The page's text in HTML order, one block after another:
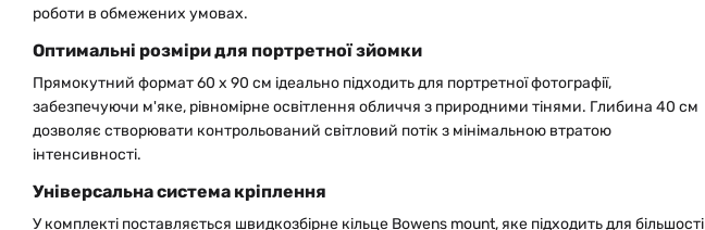
роботи в обмежених умовах.
Оптимальні розміри для портретної зйомки
Прямокутний формат 60 x 90 см ідеально підходить для портретної фотографії,
забезпечуючи м'яке, рівномірне освітлення обличчя з природними тінями. Глибина 40 см
дозволяє створювати контрольований світловий потік з мінімальною втратою
інтенсивності.
Універсальна система кріплення
У комплекті поставляється швидкозбірне кільце Bowens mount, яке підходить для більшості